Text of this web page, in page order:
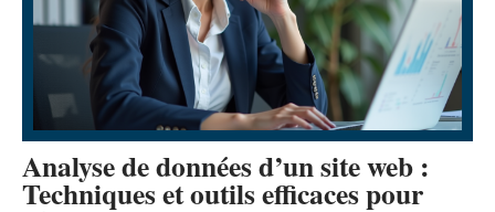
Analyse de données d’un site web :
Techniques et outils efficaces pour